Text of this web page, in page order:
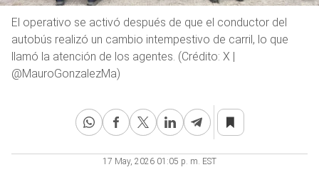
El operativo se activó después de que el conductor del
autobús realizó un cambio intempestivo de carril, lo que
llamó la atención de los agentes. (Crédito: X |
@MauroGonzalezMa)
17 May, 2026 01:05 p. m. EST